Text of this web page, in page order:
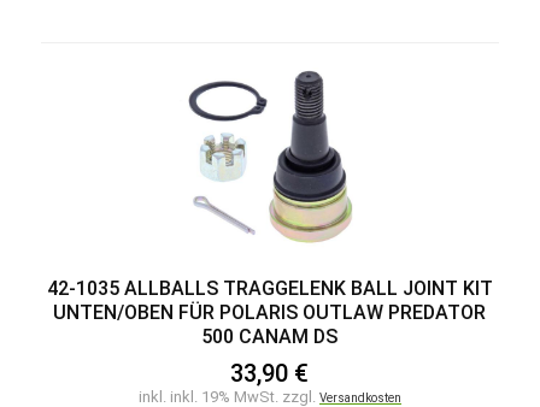
42-1035 ALLBALLS TRAGGELENK BALL JOINT KIT
UNTEN/OBEN FÜR POLARIS OUTLAW PREDATOR
500 CANAM DS
33,90 €
inkl. inkl. 19% MwSt. zzgl. Versandkosten